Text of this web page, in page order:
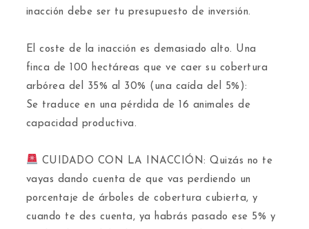
inacción debe ser tu presupuesto de inversión.
​El coste de la inacción es demasiado alto. Una
finca de 100 hectáreas que ve caer su cobertura
arbórea del 35% al 30% (una caída del 5%):
​Se traduce en una pérdida de 16 animales de
capacidad productiva.
CUIDADO CON LA INACCIÓN: Quizás no te
vayas dando cuenta de que vas perdiendo un
porcentaje de árboles de cobertura cubierta, y
cuando te des cuenta, ya habrás pasado ese 5% y